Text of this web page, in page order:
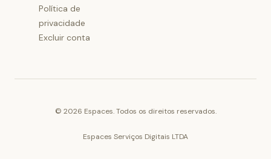
Política de
privacidade
Excluir conta
© 2026 Espaces. Todos os direitos reservados.
Espaces Serviços Digitais LTDA